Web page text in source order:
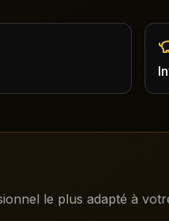
le plus adapté à